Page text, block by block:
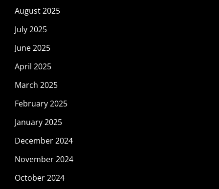
August 2025
July 2025
June 2025
April 2025
March 2025
February 2025
January 2025
December 2024
November 2024
October 2024